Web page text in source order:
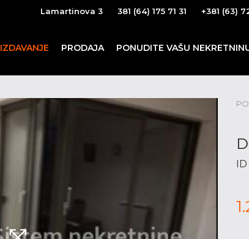
Lamartinova 3 381 (64) 175 71 31 +381 (63)
IZDAVANJE PRODAJA PONUDITE VAŠU